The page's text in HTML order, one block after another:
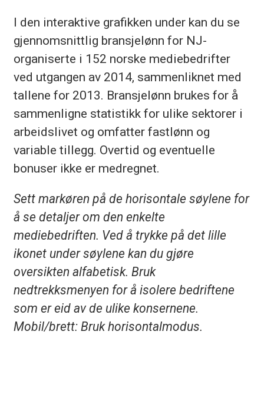
I den interaktive grafikken under kan du se
gjennomsnittlig bransjelønn for NJ-
organiserte i 152 norske mediebedrifter
ved utgangen av 2014, sammenliknet med
tallene for 2013. Bransjelønn brukes for å
sammenligne statistikk for ulike sektorer i
arbeidslivet og omfatter fastlønn og
variable tillegg. Overtid og eventuelle
bonuser ikke er medregnet.
Sett markøren på de horisontale søylene for
å se detaljer om den enkelte
mediebedriften. Ved å trykke på det lille
ikonet under søylene kan du gjøre
oversikten alfabetisk. Bruk
nedtrekksmenyen for å isolere bedriftene
som er eid av de ulike konsernene.
Mobil/brett: Bruk horisontalmodus.